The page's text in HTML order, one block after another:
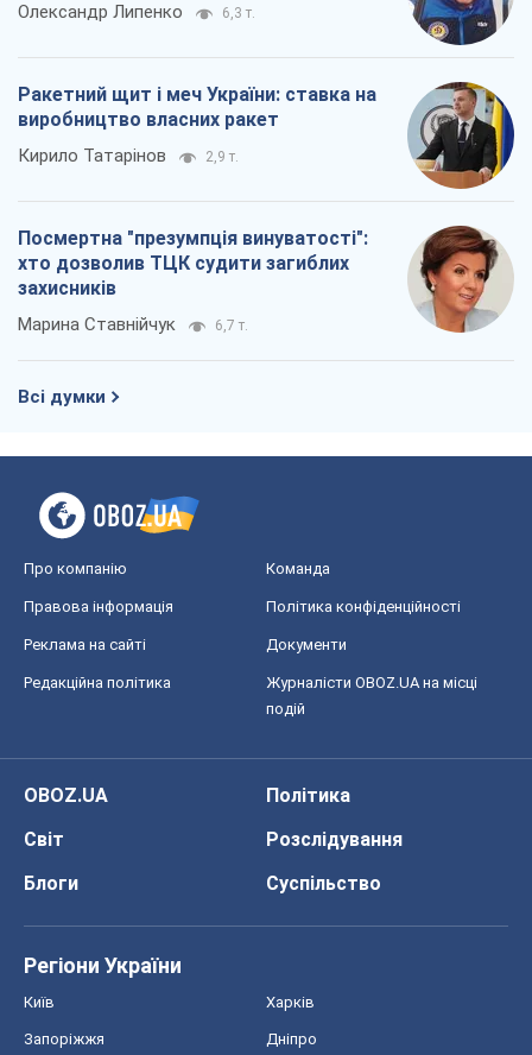
Олександр Липенко 6,3 т.
Ракетний щит і меч України: ставка на
виробництво власних ракет
Кирило Татарінов 2,9 т.
Посмертна "презумпція винуватості":
хто дозволив ТЦК судити загиблих
захисників
Марина Ставнійчук 6,7 т.
Всі думки
Про компанію Команда
Правова інформація Політика конфіденційності
Реклама на сайті Документи
Редакційна політика
Журналісти OBOZ.UA на місці
подій
OBOZ.UA
Політика
Світ
Розслідування
Блоги
Суспільство
Регіони України
Київ Харків
Запоріжжя Дніпро